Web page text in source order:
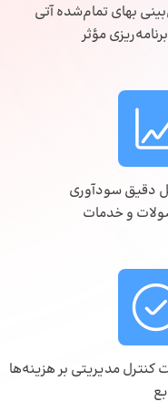
بهای تمام‌شده آتی
مؤثر
دقیق سودآوری
و خدمات
کنترل مدیریتی بر هزینه‌ها